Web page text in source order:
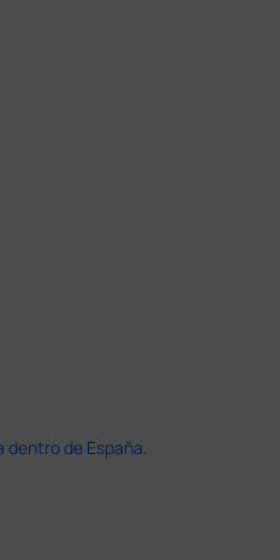
dentro de España.